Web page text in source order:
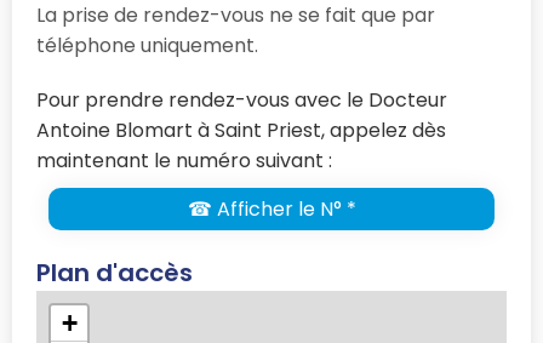
La prise de rendez-vous ne se fait que par
téléphone uniquement.
Pour prendre rendez-vous avec le Docteur
Antoine Blomart à Saint Priest, appelez dès
maintenant le numéro suivant :
☎ Afficher le N° *
Plan d'accès
+